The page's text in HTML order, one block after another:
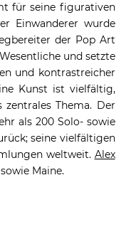
für seine figurativen
Einwanderer wurde
der Pop Art
und setzte
und kontrastreicher
Kunst ist vielfältig,
Thema. Der
als 200 Solo- sowie
seine vielfältigen
weltweit. Alex
Maine.